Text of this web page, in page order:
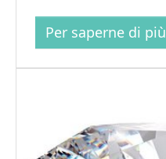
Per saperne di più